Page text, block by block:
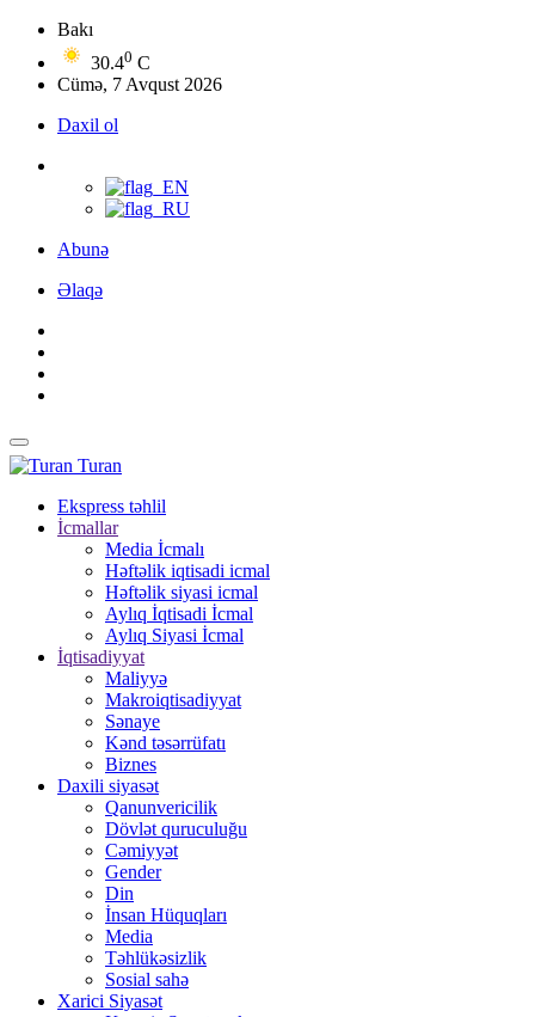
Bakı
30.40 C
Cümə, 7 Avqust 2026
Daxil ol
Abunə
Əlaqə
Turan
Ekspress təhlil
İcmallar
Media İcmalı
Həftəlik iqtisadi icmal
Həftəlik siyasi icmal
Aylıq İqtisadi İcmal
Aylıq Siyasi İcmal
İqtisadiyyat
Maliyyə
Makroiqtisadiyyat
Sənaye
Kənd təsərrüfatı
Biznes
Daxili siyasət
Qanunvericilik
Dövlət quruculuğu
Cəmiyyət
Gender
Din
İnsan Hüquqları
Media
Təhlükəsizlik
Sosial sahə
Xarici Siyasət